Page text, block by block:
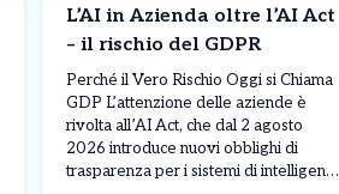
L’AI in Azienda oltre l’AI Act
– il rischio del GDPR
Perché il Vero Rischio Oggi si Chiama
GDP L’attenzione delle aziende è
rivolta all’AI Act, che dal 2 agosto
2026 introduce nuovi obblighi di
trasparenza per i sistemi di intelligenza